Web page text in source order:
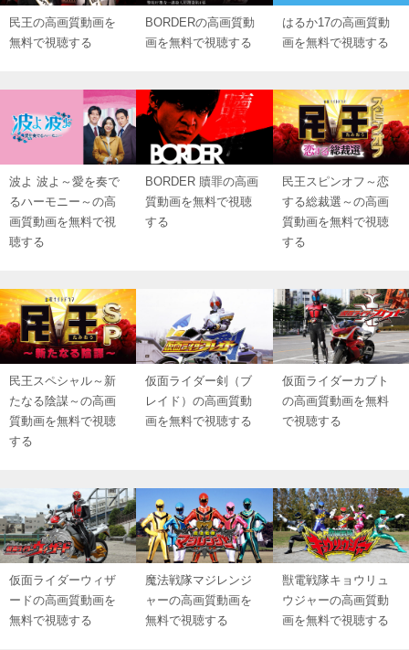
民王の高画質動画を
無料で視聴する
BORDERの高画質動
画を無料で視聴する
はるか17の高画質動
画を無料で視聴する
波よ 波よ～愛を奏で
るハーモニー～の高
画質動画を無料で視
聴する
BORDER 贖罪の高画
質動画を無料で視聴
する
民王スピンオフ～恋
する総裁選～の高画
質動画を無料で視聴
する
民王スペシャル～新
たなる陰謀～の高画
質動画を無料で視聴
する
仮面ライダー剣（ブ
レイド）の高画質動
画を無料で視聴する
仮面ライダーカブト
の高画質動画を無料
で視聴する
仮面ライダーウィザ
ードの高画質動画を
無料で視聴する
魔法戦隊マジレンジ
ャーの高画質動画を
無料で視聴する
獣電戦隊キョウリュ
ウジャーの高画質動
画を無料で視聴する